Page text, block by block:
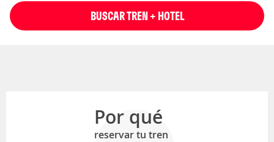
BUSCAR TREN + HOTEL
Por qué
reservar tu tren